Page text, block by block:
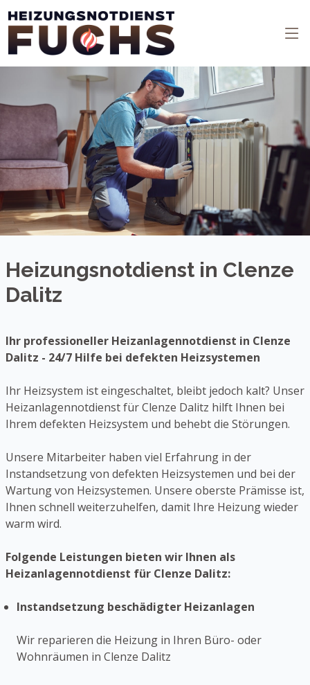
Heizungsnotdienst in Clenze
Dalitz
Ihr professioneller Heizanlagennotdienst in Clenze
Dalitz - 24/7 Hilfe bei defekten Heizsystemen
Ihr Heizsystem ist eingeschaltet, bleibt jedoch kalt? Unser
Heizanlagennotdienst für Clenze Dalitz hilft Ihnen bei
Ihrem defekten Heizsystem und behebt die Störungen.
Unsere Mitarbeiter haben viel Erfahrung in der
Instandsetzung von defekten Heizsystemen und bei der
Wartung von Heizsystemen. Unsere oberste Prämisse ist,
Ihnen schnell weiterzuhelfen, damit Ihre Heizung wieder
warm wird.
Folgende Leistungen bieten wir Ihnen als
Heizanlagennotdienst für Clenze Dalitz:
Instandsetzung beschädigter Heizanlagen
Wir reparieren die Heizung in Ihren Büro- oder
Wohnräumen in Clenze Dalitz